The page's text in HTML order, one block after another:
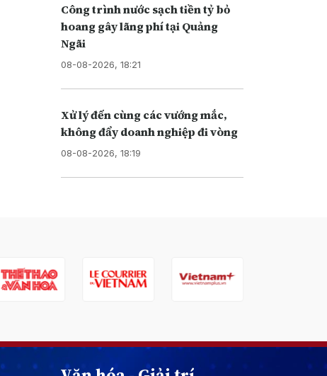
Công trình nước sạch tiền tỷ bỏ
hoang gây lãng phí tại Quảng
Ngãi
08-08-2026, 18:21
Xử lý đến cùng các vướng mắc,
không đẩy doanh nghiệp đi vòng
08-08-2026, 18:19